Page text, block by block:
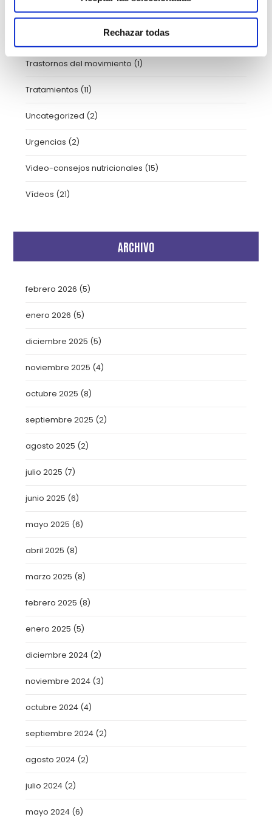
Rechazar todas
Salud(7)
Trastornos del movimiento (1)
Tratamientos (11)
Uncategorized (2)
Urgencias (2)
Video-consejos nutricionales (15)
Vídeos (21)
ARCHIVO
febrero 2026 (5)
enero 2026 (5)
diciembre 2025 (5)
noviembre 2025 (4)
octubre 2025 (8)
septiembre 2025 (2)
agosto 2025 (2)
julio 2025 (7)
junio 2025 (6)
mayo 2025 (6)
abril 2025 (8)
marzo 2025 (8)
febrero 2025 (8)
enero 2025 (5)
diciembre 2024 (2)
noviembre 2024 (3)
octubre 2024 (4)
septiembre 2024 (2)
agosto 2024 (2)
julio 2024 (2)
mayo 2024 (6)